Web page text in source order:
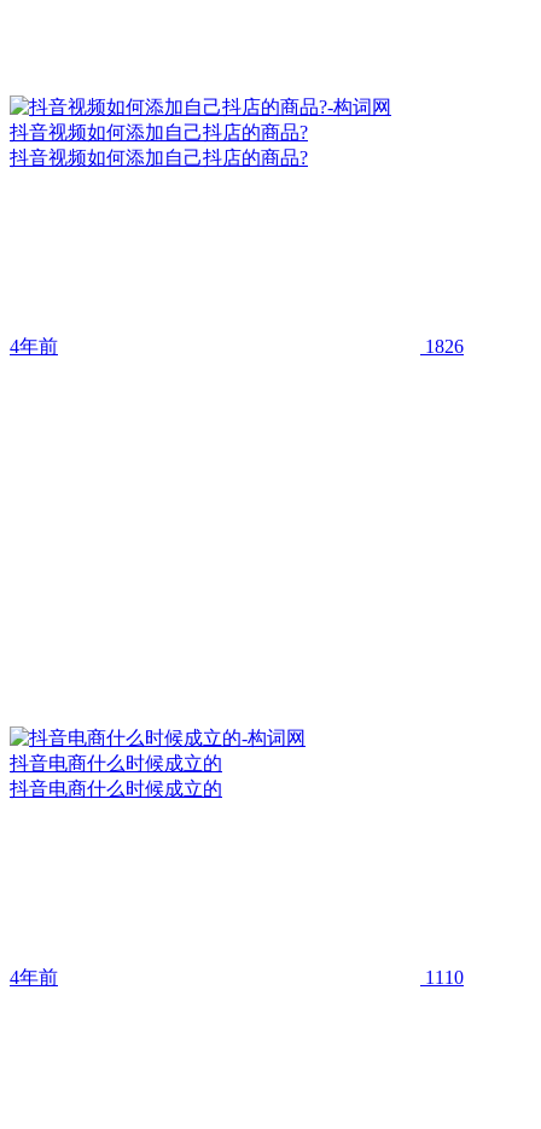
抖音视频如何添加自己抖店的商品?
抖音视频如何添加自己抖店的商品?
4年前 1826
抖音电商什么时候成立的
抖音电商什么时候成立的
4年前 1110